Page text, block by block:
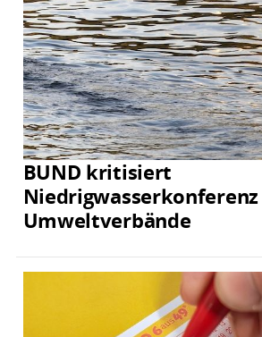
BUND kritisiert
Umweltverbände